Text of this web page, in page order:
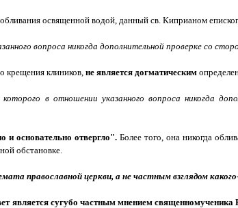
освященной водой, данный св. Киприаном
вопроса никогда дополнительной проверке со
крещения клиников,не является догматическим
в отношении указанного вопроса никогда
и основательно отвергло". Более того, она никогда
обстановке.
православной церкви, а не частным взглядом
является сугубо частным мнением священномученика